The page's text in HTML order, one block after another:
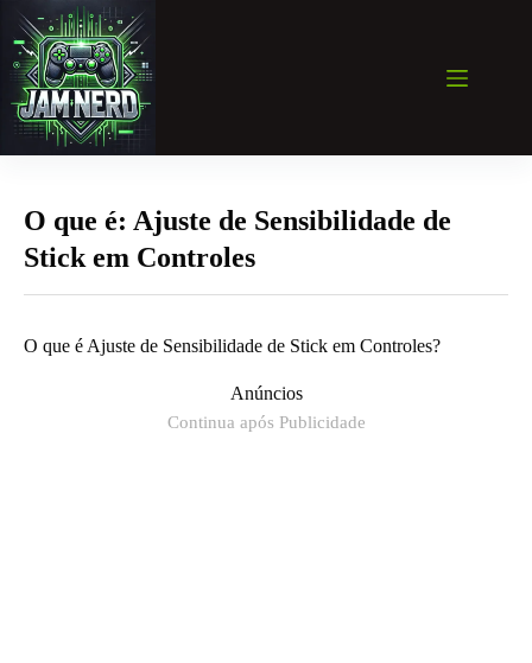
para
conteúdo
O que é: Ajuste de Sensibilidade de
Stick em Controles
O que é Ajuste de Sensibilidade de Stick em Controles?
Anúncios
Continua após Publicidade